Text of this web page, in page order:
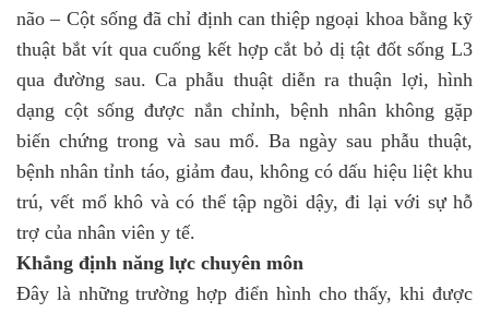
não – Cột sống đã chỉ định can thiệp ngoại khoa bằng kỹ
thuật bắt vít qua cuống kết hợp cắt bỏ dị tật đốt sống L3
qua đường sau. Ca phẫu thuật diễn ra thuận lợi, hình
dạng cột sống được nắn chỉnh, bệnh nhân không gặp
biến chứng trong và sau mổ. Ba ngày sau phẫu thuật,
bệnh nhân tỉnh táo, giảm đau, không có dấu hiệu liệt khu
trú, vết mổ khô và có thể tập ngồi dậy, đi lại với sự hỗ
trợ của nhân viên y tế.
Khẳng định năng lực chuyên môn
Đây là những trường hợp điển hình cho thấy, khi được